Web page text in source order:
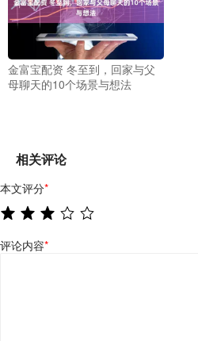
金富宝配资 冬至到，回家与父
母聊天的10个场景与想法
相关评论
本文评分*
评论内容*